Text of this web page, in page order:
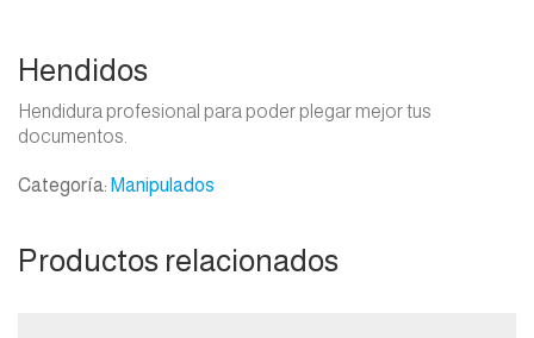
Hendidos
Hendidura profesional para poder plegar mejor tus
documentos.
Categoría: Manipulados
Productos relacionados